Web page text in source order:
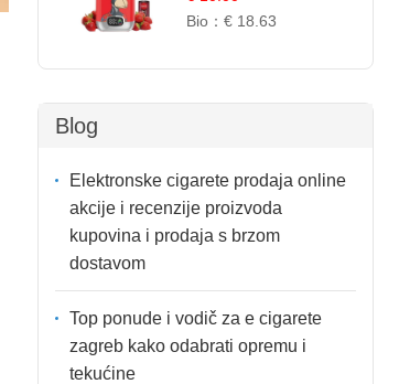
IBVape
Bio： € 18.63
Blog
Elektronske cigarete prodaja online
akcije i recenzije proizvoda
kupovina i prodaja s brzom
dostavom
Top ponude i vodič za e cigarete
zagreb kako odabrati opremu i
tekućine